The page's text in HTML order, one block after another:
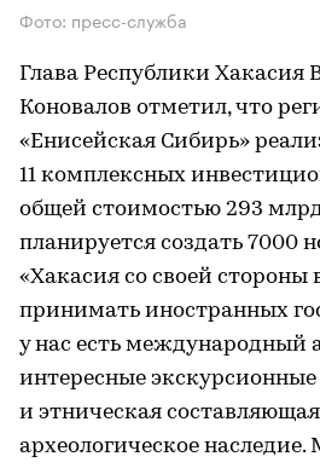
Фото: пресс-служба
Глава Республики Хакасия
Коновалов отметил, что
«Енисейская Сибирь»
11 комплексных
общей стоимостью 293 млрд
планируется создать 7000
«Хакасия со своей стороны
принимать иностранных
у нас есть международный
интересные
и этническая
археологическое